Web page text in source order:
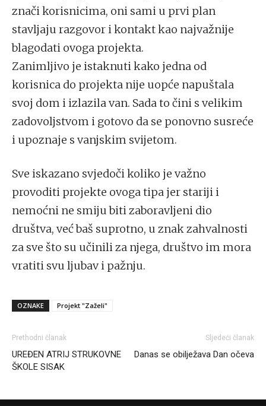
znači korisnicima, oni sami u prvi plan
stavljaju razgovor i kontakt kao najvažnije
blagodati ovoga projekta.
Zanimljivo je istaknuti kako jedna od
korisnica do projekta nije uopće napuštala
svoj dom i izlazila van. Sada to čini s velikim
zadovoljstvom i gotovo da se ponovno susreće
i upoznaje s vanjskim svijetom.
Sve iskazano svjedoči koliko je važno
provoditi projekte ovoga tipa jer stariji i
nemoćni ne smiju biti zaboravljeni dio
društva, već baš suprotno, u znak zahvalnosti
za sve što su učinili za njega, društvo im mora
vratiti svu ljubav i pažnju.
OZNAKE Projekt "Zaželi"
Prethodni članak
UREĐEN ATRIJ STRUKOVNE
ŠKOLE SISAK
Sljedeći članak
Danas se obilježava Dan očeva